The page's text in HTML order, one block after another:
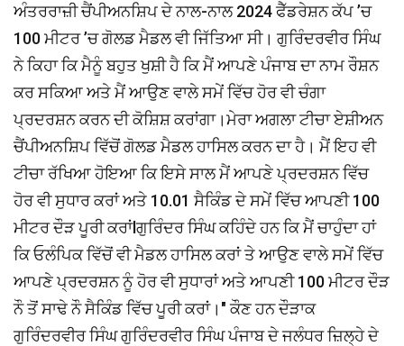
ਅੰਤਰਰਾਜ਼ੀ ਚੈਂਪੀਅਨਸ਼ਿਪ ਦੇ ਨਾਲ-ਨਾਲ 2024 ਫੈੱਡਰੇਸ਼ਨ ਕੱਪ ’ਚ
100 ਮੀਟਰ ’ਚ ਗੋਲਡ ਮੈਡਲ ਵੀ ਜਿੱਤਿਆ ਸੀ। ਗੁਰਿੰਦਰਵੀਰ ਸਿੰਘ
ਨੇ ਕਿਹਾ ਕਿ ਮੈਨੂੰ ਬਹੁਤ ਖੁਸ਼ੀ ਹੈ ਕਿ ਮੈਂ ਆਪਣੇ ਪੰਜਾਬ ਦਾ ਨਾਮ ਰੌਸ਼ਨ
ਕਰ ਸਕਿਆ ਅਤੇ ਮੈਂ ਆਉਣ ਵਾਲੇ ਸਮੇਂ ਵਿੱਚ ਹੋਰ ਵੀ ਚੰਗਾ
ਪ੍ਰਦਰਸ਼ਨ ਕਰਨ ਦੀ ਕੋਸ਼ਿਸ਼ ਕਰਾਂਗਾ।ਮੇਰਾ ਅਗਲਾ ਟੀਚਾ ਏਸ਼ੀਅਨ
ਚੈਂਪੀਅਨਸ਼ਿਪ ਵਿੱਚੋਂ ਗੋਲਡ ਮੈਡਲ ਹਾਸਿਲ ਕਰਨ ਦਾ ਹੈ। ਮੈਂ ਇਹ ਵੀ
ਟੀਚਾ ਰੱਖਿਆ ਹੋਇਆ ਕਿ ਇਸੇ ਸਾਲ ਮੈਂ ਆਪਣੇ ਪ੍ਰਦਰਸ਼ਨ ਵਿੱਚ
ਹੋਰ ਵੀ ਸੁਧਾਰ ਕਰਾਂ ਅਤੇ 10.01 ਸੈਕਿੰਡ ਦੇ ਸਮੇਂ ਵਿੱਚ ਆਪਣੀ 100
ਮੀਟਰ ਦੌੜ ਪੂਰੀ ਕਰਾਂlਗੁਰਿੰਦਰ ਸਿੰਘ ਕਹਿੰਦੇ ਹਨ ਕਿ ਮੈਂ ਚਾਹੁੰਦਾ ਹਾਂ
ਕਿ ਓਲੰਪਿਕ ਵਿੱਚੋਂ ਵੀ ਮੈਡਲ ਹਾਸਿਲ ਕਰਾਂ ਤੇ ਆਉਣ ਵਾਲੇ ਸਮੇਂ ਵਿੱਚ
ਆਪਣੇ ਪ੍ਰਦਰਸ਼ਨ ਨੂੰ ਹੋਰ ਵੀ ਸੁਧਾਰਾਂ ਅਤੇ ਆਪਣੀ 100 ਮੀਟਰ ਦੌੜ
ਨੌ ਤੋਂ ਸਾਢੇ ਨੌ ਸੈਕਿੰਡ ਵਿੱਚ ਪੂਰੀ ਕਰਾਂ।" ਕੌਣ ਹਨ ਦੌੜਾਕ
ਗੁਰਿੰਦਰਵੀਰ ਸਿੰਘ ਗੁਰਿੰਦਰਵੀਰ ਸਿੰਘ ਪੰਜਾਬ ਦੇ ਜਲੰਧਰ ਜ਼ਿਲ੍ਹੇ ਦੇ